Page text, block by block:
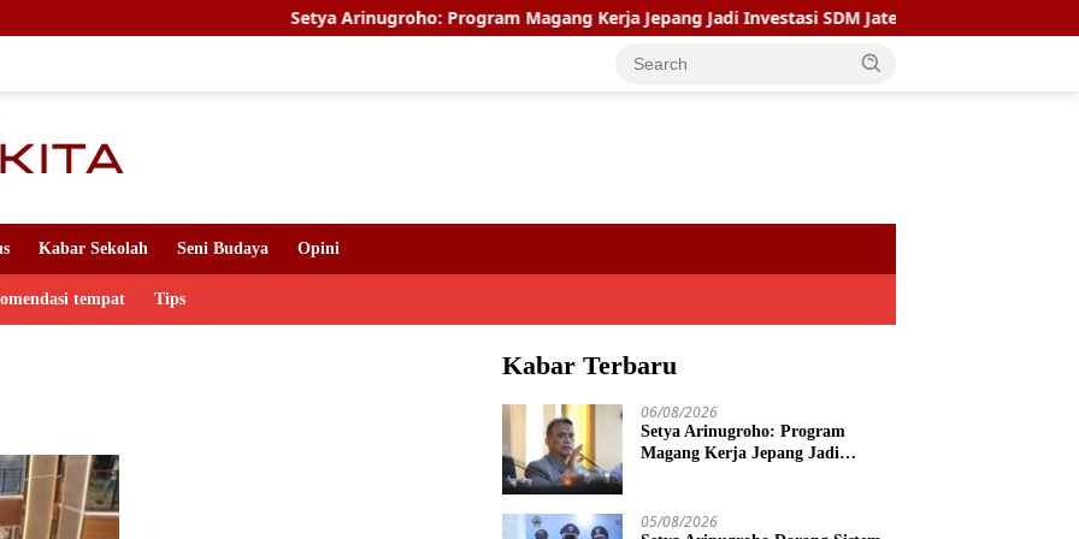
Setya Arinugroho: Program Magang Kerja Jepang Jadi Investasi SDM Jateng
Kabar Sekolah Seni Budaya Opini
tempat Tips
Kabar Terbaru
06/08/2026
Setya Arinugroho: Program
Magang Kerja Jepang Jadi
05/08/2026